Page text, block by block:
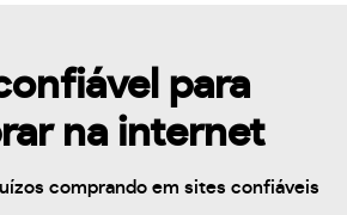
para
na internet
comprando em sites confiáveis